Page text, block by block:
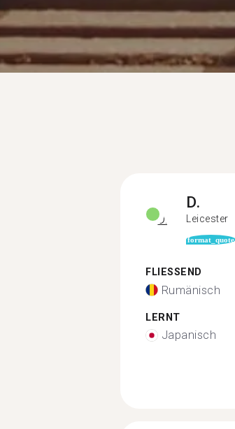
D.
Leicester
format_quote
FLIESSEND
Rumänisch
LERNT
Japanisch